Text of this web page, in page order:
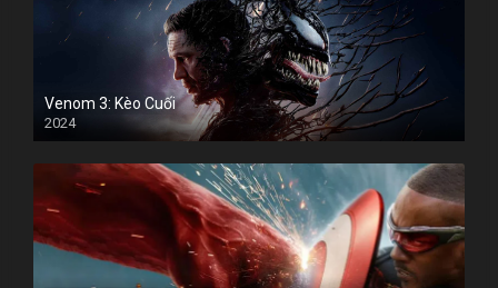
Venom 3: Kèo Cuối
2024